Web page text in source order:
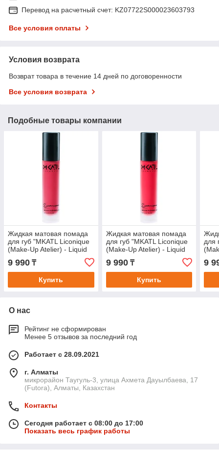
Перевод на расчетный счет: KZ07722S000023603793
Все условия оплаты
Условия возврата
Возврат товара в течение 14 дней по договоренности
Все условия возврата
Подобные товары компании
Жидкая матовая помада
для губ "MKATL Liconique
(Make-Up Atelier) - Liquid
Lipstick - Cherry".
9 990 ₸
Купить
Жидкая матовая помада
для губ "MKATL Liconique
(Make-Up Atelier) - Liquid
Lipstick - Rouge Rose".
9 990₸
Купить
для
9
О нас
Рейтинг не сформирован
Менее 5 отзывов за последний год
Работает с 28.09.2021
г. Алматы
микрорайон Таугуль-3, улица Ахмета Дауылбаева, 17
(Futora), Алматы, Казахстан
Контакты
Сегодня работает с 08:00 до 17:00
Показать весь график работы